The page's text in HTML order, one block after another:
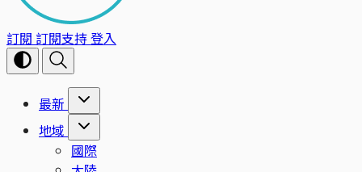
訂閱 訂閱支持登入
最新
地域
國際